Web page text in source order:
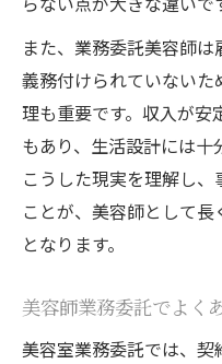
また、業務委託美容師
義務付けられていない
理も重要です。収入が
もあり、生活設計には十
こうした現実を理解し
ことが、美容師として
となります。
美容師業務委託でよく
美容室業務委託では、